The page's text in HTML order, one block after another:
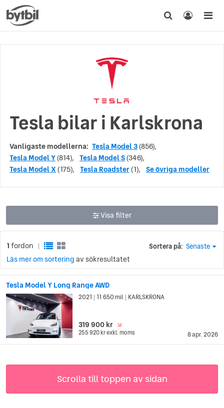
Tesla bilar i Karlskrona
Vanligaste modellerna: Tesla Model 3(856),
Tesla Model Y(814), Tesla Model S(346),
Tesla Model X (175), Tesla Roadster(1), Se övriga modeller
Visa filter
1 fordon Sortera på: Senaste
Läs mer om sortering av sökresultatet
Tesla Model Y Long Range AWD
8 apr. 2026
2021 11 650 mil KARLSKRONA
319 900 kr
255 920 krexkl. moms
Scrolla till toppen av sidan